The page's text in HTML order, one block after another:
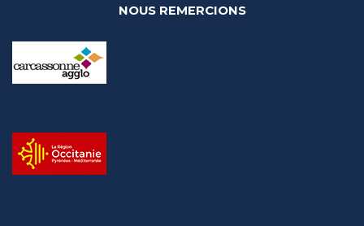
NOUS REMERCIONS